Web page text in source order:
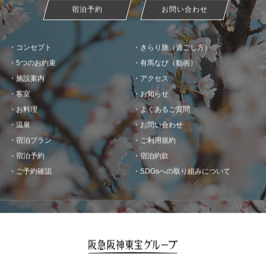
宿泊予約 お問い合わせ
コンセプト
5つのお約束
施設案内
客室
お料理
温泉
きらり旅（過ごし方）
有馬なび（動画）
アクセス
お知らせ
宿泊プラン
宿泊予約
ご予約確認
よくあるご質問
お問い合わせ
ご利用規約
宿泊約款
SDGsへの取り組みについて